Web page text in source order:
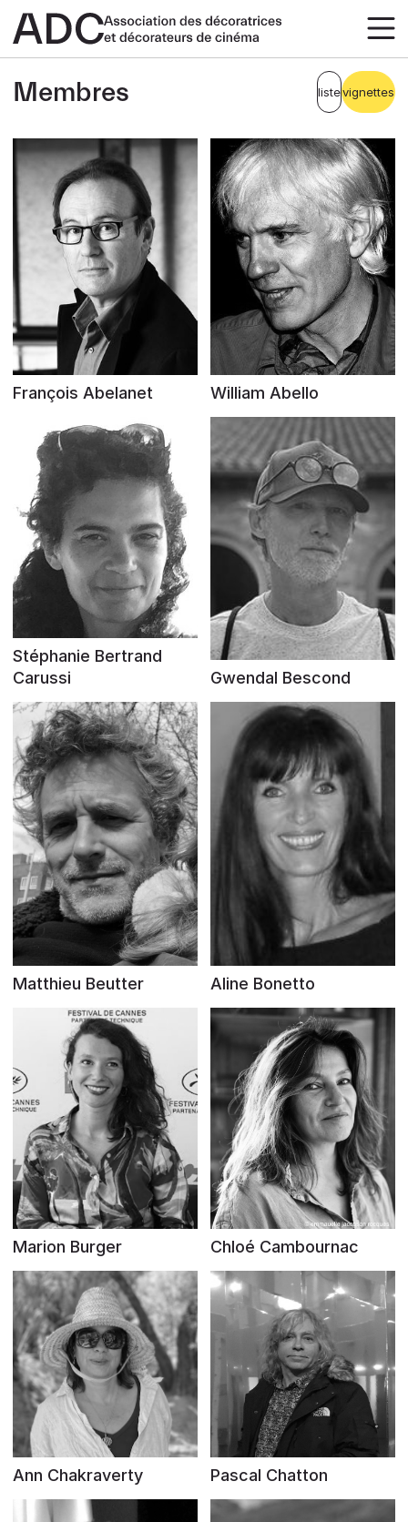
Membres listevignettes
François Abelanet William Abello
Stéphanie Bertrand
Carussi
Gwendal Bescond
Matthieu Beutter Aline Bonetto
Marion Burger Chloé Cambournac
Ann Chakraverty Pascal Chatton